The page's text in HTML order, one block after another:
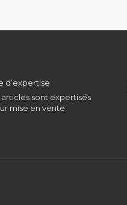
d’expertise
articles sont expertisés
mise en vente